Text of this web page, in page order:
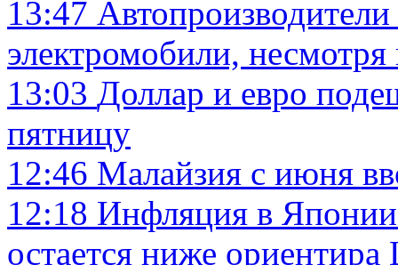
13:47
электромобили,
13:03 Доллар и евро
пятницу
12:46 Малайзия с июня
12:18 Инфляция в Японии
остается ниже ориентира